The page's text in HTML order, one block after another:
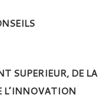
SUPERIEUR, DE LA
L’INNOVATION